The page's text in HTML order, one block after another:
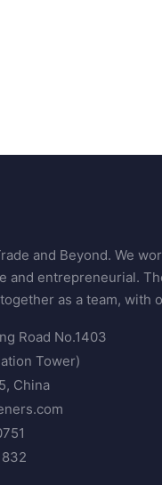
and Beyond. We
and entrepreneurial.
as a team, with
Road No.1403
Tower)
China